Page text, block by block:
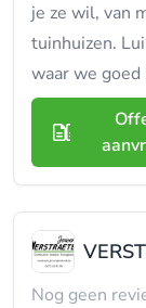
je ze wil, van
tuinhuizen.
waar we goed
Nog geen